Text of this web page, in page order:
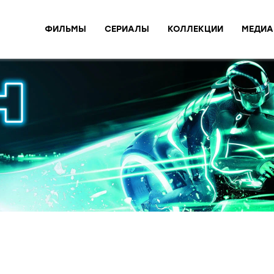
ФИЛЬМЫ СЕРИАЛЫ КОЛЛЕКЦИИ МЕДИА